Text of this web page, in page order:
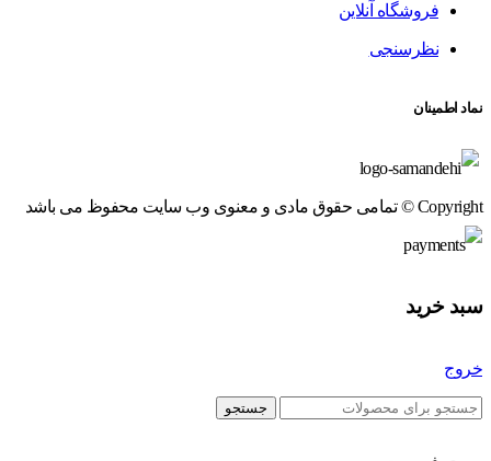
فروشگاه آنلاین
نظرسنجی
نماد اطمینان
Copyright © تمامی حقوق مادی و معنوی وب سایت محفوظ می باشد
سبد خرید
خروج
جستجو